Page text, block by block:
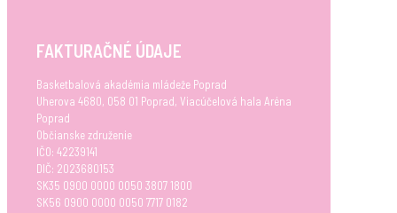
FAKTURAČNÉ ÚDAJE
Basketbalová akadémia mládeže Poprad
Uherova 4680, 058 01 Poprad, Viacúčelová hala Aréna
Poprad
Občianske združenie
IČO: 42239141
DIČ: 2023680153
SK35 0900 0000 0050 3807 1800
SK56 0900 0000 0050 7717 0182